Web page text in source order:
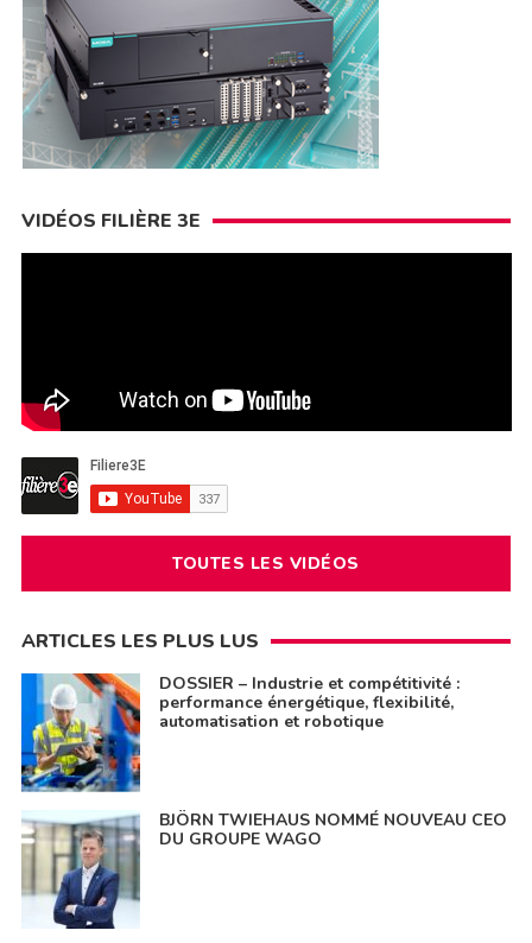
VIDÉOS FILIÈRE 3E
TOUTES LES VIDÉOS
ARTICLES LES PLUS LUS
DOSSIER – Industrie et compétitivité :
performance énergétique, flexibilité,
automatisation et robotique
BJÖRN TWIEHAUS NOMMÉ NOUVEAU CEO
DU GROUPE WAGO